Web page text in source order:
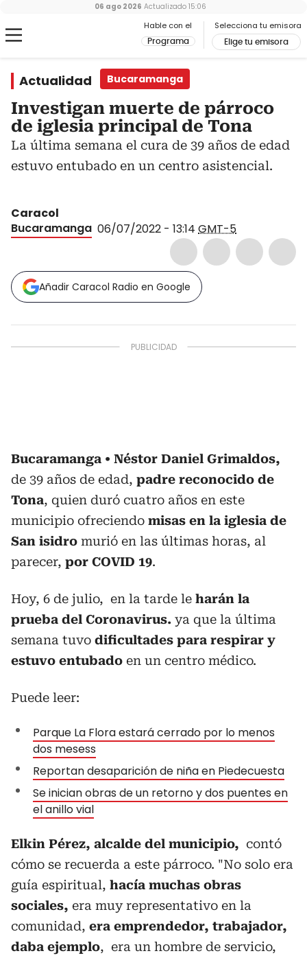
Hable con el
Programa
Selecciona tu emisora
Elige tu emisora
06 ago 2026 Actualizado 15:06
Actualidad Bucaramanga
Investigan muerte de párroco
de iglesia principal de Tona
La última semana el cura de 39 años de edad
estuvo entubado en un centro asistencial.
Caracol
Bucaramanga 06/07/2022 - 13:14 GMT-5
Añadir Caracol Radio en Google
Bucaramanga
Néstor Daniel Grimaldos,
de 39 años de edad, padre reconocido de
Tona, quien duró cuatro años en este
municipio ofreciendo misas en la iglesia de
San isidro murió en las últimas horas, al
parecer, por COVID 19.
Hoy, 6 de julio, en la tarde le harán la
prueba del Coronavirus. ya que la última
semana tuvo dificultades para respirar y
estuvo entubado en un centro médico.
Puede leer:
Parque La Flora estará cerrado por lo menos
dos mesess
Reportan desaparición de niña en Piedecuesta
Se inician obras de un retorno y dos puentes en
el anillo vial
Elkin Pérez, alcalde del municipio, contó
cómo se recuerda a este párroco. "No solo era
guía espiritual, hacía muchas obras
sociales, era muy representativo en la
comunidad, era emprendedor, trabajador,
daba ejemplo, era un hombre de servicio,